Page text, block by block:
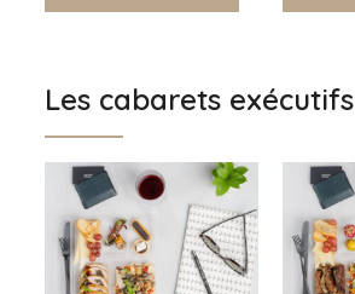
Les cabarets exécutifs